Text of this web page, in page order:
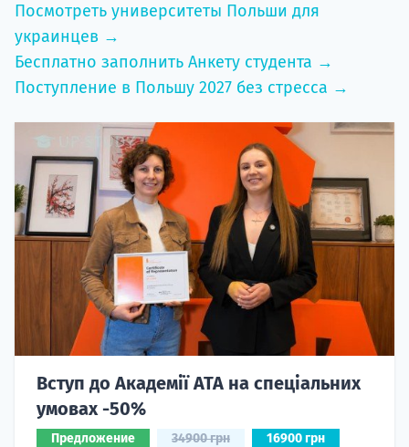
Посмотреть университеты Польши для
украинцев →
Бесплатно заполнить Анкету студента →
Поступление в Польшу 2027 без стресса →
Вступ до Академії ATA на спеціальних
умовах -50%
Предложение 34900 грн 16900 грн